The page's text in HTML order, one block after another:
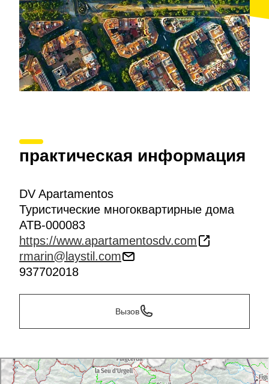
практическая информация
DV Apartamentos
Туристические многоквартирные дома
ATB-000083
https://www.apartamentosdv.com
rmarin@laystil.com
937702018
Вызов